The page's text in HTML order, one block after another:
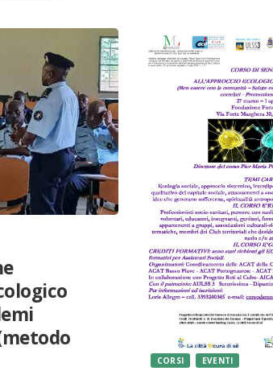
CORSI EVENTI